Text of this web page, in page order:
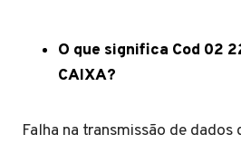
O que significa Cod 02
CAIXA?
Falha na transmissão de dados